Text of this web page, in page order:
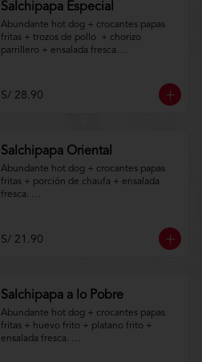
Salchipapa Especial
Abundante hot dog + crocantes papas
fritas + trozos de pollo  + chorizo
parrillero + ensalada fresca.
condiciones.https://www.lenaycarbon.co
m/TYCGenerales
S/ 28.90
Salchipapa Oriental
Abundante hot dog + crocantes papas
fritas + porción de chaufa + ensalada
fresca.
condiciones.https://www.lenaycarbon.co
m/TYCGenerales
S/ 21.90
Salchipapa a lo Pobre
Abundante hot dog + crocantes papas
fritas + huevo frito + platano frito +
ensalada fresca.